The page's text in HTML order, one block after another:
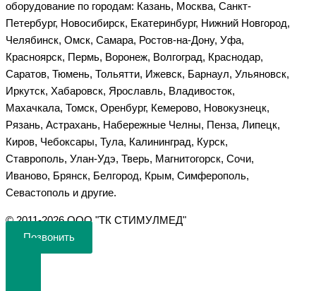
оборудование по городам: Казань, Москва, Санкт-
Петербург, Новосибирск, Екатеринбург, Нижний Новгород,
Челябинск, Омск, Самара, Ростов-на-Дону, Уфа,
Красноярск, Пермь, Воронеж, Волгоград, Краснодар,
Саратов, Тюмень, Тольятти, Ижевск, Барнаул, Ульяновск,
Иркутск, Хабаровск, Ярославль, Владивосток,
Махачкала, Томск, Оренбург, Кемерово, Новокузнецк,
Рязань, Астрахань, Набережные Челны, Пенза, Липецк,
Киров, Чебоксары, Тула, Калининград, Курск,
Ставрополь, Улан-Удэ, Тверь, Магнитогорск, Сочи,
Иваново, Брянск, Белгород, Крым, Симферополь,
Севастополь и другие.
©️ 2011-2026 ООО "ТК СТИМУЛМЕД"
Позвонить